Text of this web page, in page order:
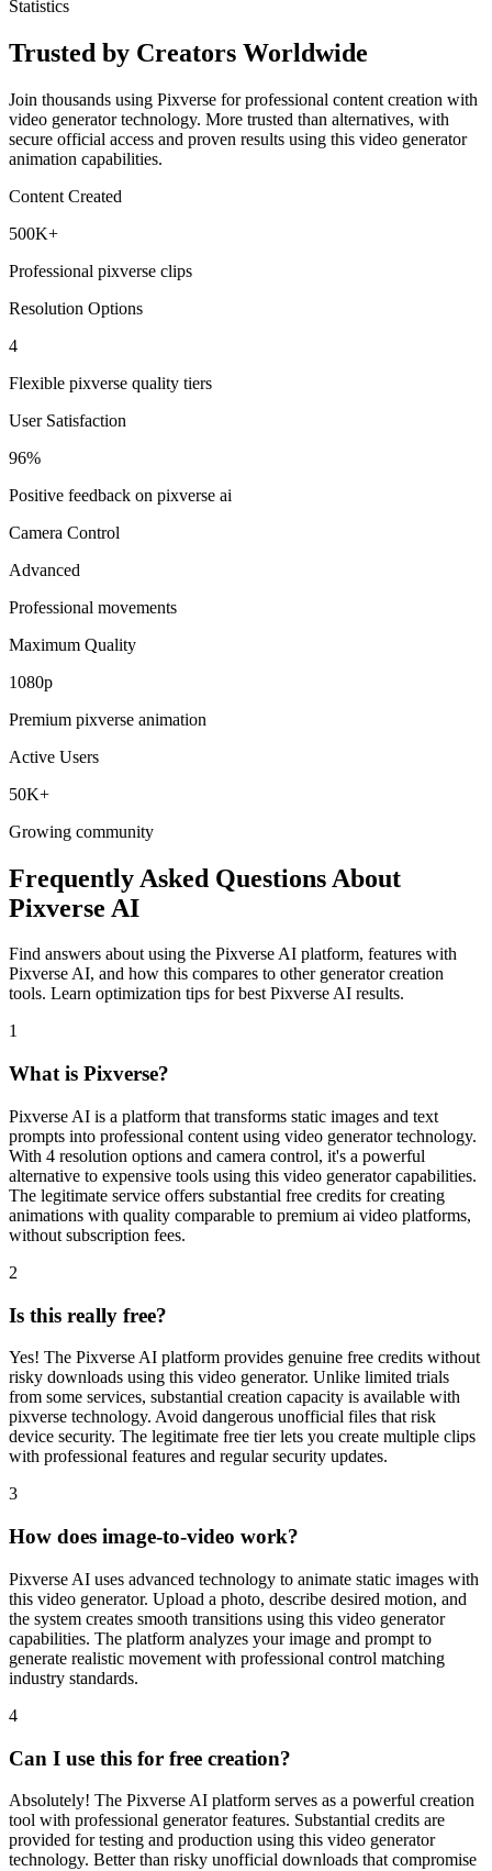
Trusted by Creators Worldwide
Join thousands using Pixverse for professional content creation with
secure official access and proven results using this video generator
animation capabilities.
Content Created
500K+
Professional pixverse clips
Resolution Options
4
Flexible pixverse quality tiers
User Satisfaction
96%
Positive feedback on pixverse ai
Camera Control
Advanced
Professional movements
Maximum Quality
1080p
Premium pixverse animation
Active Users
50K+
Growing community
Frequently Asked Questions About
Pixverse AI
Find answers about using the Pixverse AI platform, features with
tools. Learn optimization tips for best Pixverse AI results.
1
What is Pixverse?
Pixverse AI is a platform that transforms static images and text
With 4 resolution options and camera control, it's a powerful
alternative to expensive tools using this video generator capabilities.
The legitimate service offers substantial free credits for creating
animations with quality comparable to premium ai video platforms,
without subscription fees.
2
Is this really free?
Yes! The Pixverse AI platform provides genuine free credits without
from some services, substantial creation capacity is available with
pixverse technology. Avoid dangerous unofficial files that risk
device security. The legitimate free tier lets you create multiple clips
with professional features and regular security updates.
3
How does image-to-video work?
Pixverse AI uses advanced technology to animate static images with
the system creates smooth transitions using this video generator
capabilities. The platform analyzes your image and prompt to
generate realistic movement with professional control matching
industry standards.
4
Can I use this for free creation?
Absolutely! The Pixverse AI platform serves as a powerful creation
provided for testing and production using this video generator
technology. Better than risky unofficial downloads that compromise
security. Access legitimate capabilities comparable to paid platforms
with official support.